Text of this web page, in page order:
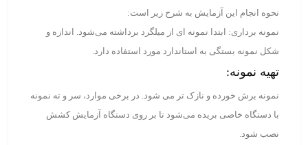
نحوه انجام این آزمایش به شرح زیر است:
نمونه ‌برداری: ابتدا نمونه ای از میلگرد برداشته می‌شود. اندازه و
شکل نمونه بستگی به استاندارد مورد استفاده دارد.
تهیه نمونه:
نمونه برش خورده و نازک تر می‌ شود. در برخی موارد، سر و ته نمونه
با دستگاه خاصی بریده می‌شود تا بر روی دستگاه آزمایش کشش
نصب شود.